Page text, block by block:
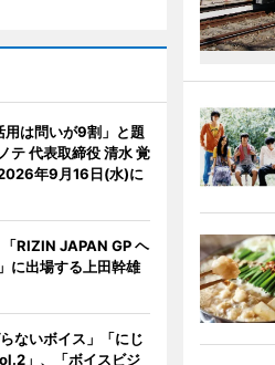
用は問いが9割」と題
テ 代表取締役 清水 覚
年9月16日(水)に
RIZIN JAPAN GP ヘ
に出場する上田幹雄
ないボイス」「にじ
」、「ボイスビジ